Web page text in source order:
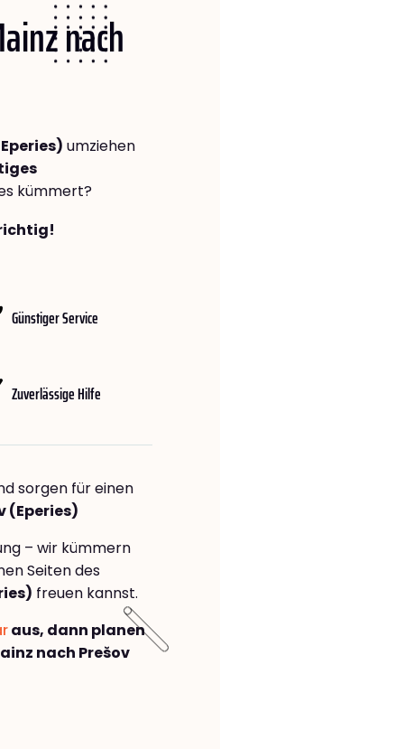
nach
umziehen
kümmert?
Günstiger Service
Zuverlässige Hilfe
sorgen für einen
(Eperies)
– wir kümmern
Seiten des
freuen kannst.
aus, dann planen
nach Prešov